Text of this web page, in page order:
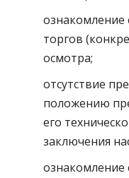
ознакомление
торгов
осмотра;
отсутствие
положению
его
заключения